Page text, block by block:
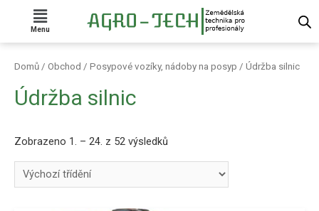
Menu
Domů / Obchod / Posypové vozíky, nádoby na posyp / Údržba silnic
Údržba silnic
Zobrazeno 1. – 24. z 52 výsledků